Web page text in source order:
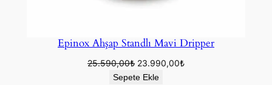
Epinox Ahşap Standlı Mavi Dripper
25.590,00₺ Orijinal
fiyat:
23.990,00₺Şu
Sepete Ekle